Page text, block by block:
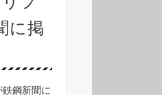
に掲
鋼新聞に